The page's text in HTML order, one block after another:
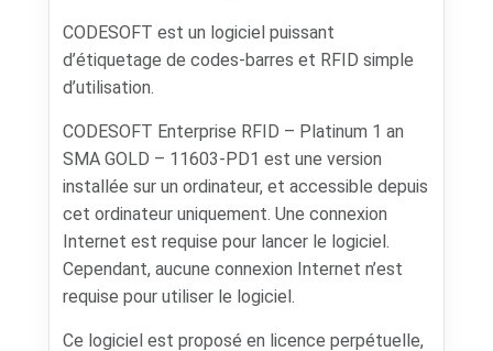
CODESOFT est un logiciel puissant
d’étiquetage de codes-barres et RFID simple
d’utilisation.
CODESOFT Enterprise RFID – Platinum 1 an
SMA GOLD – 11603-PD1 est une version
installée sur un ordinateur, et accessible depuis
cet ordinateur uniquement. Une connexion
Internet est requise pour lancer le logiciel.
Cependant, aucune connexion Internet n’est
requise pour utiliser le logiciel.
Ce logiciel est proposé en licence perpétuelle,